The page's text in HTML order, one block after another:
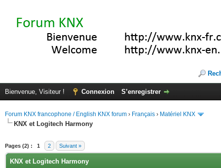
Bienvenue, Visiteur ! Connexion S’enregistrer
Forum KNX francophone / English KNX forum › Français › Matériel KNX
KNX et Logitech Harmony
Pages (2) : 1 2 Suivant »
KNX et Logitech Harmony